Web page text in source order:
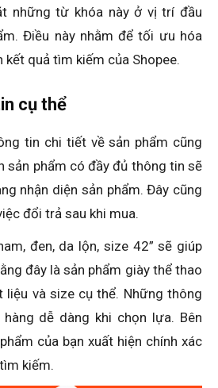
những từ khóa này ở vị trí đầu
Điều này nhằm để tối ưu hóa
kết quả tìm kiếm của Shopee.
cụ thể
tin chi tiết về sản phẩm cũng
sản phẩm có đầy đủ thông tin sẽ
nhận diện sản phẩm. Đây cũng
đổi trả sau khi mua.
đen, da lộn, size 42” sẽ giúp
đây là sản phẩm giày thể thao
liệu và size cụ thể. Những thông
dễ dàng khi chọn lựa. Bên
của bạn xuất hiện chính xác
kiếm.